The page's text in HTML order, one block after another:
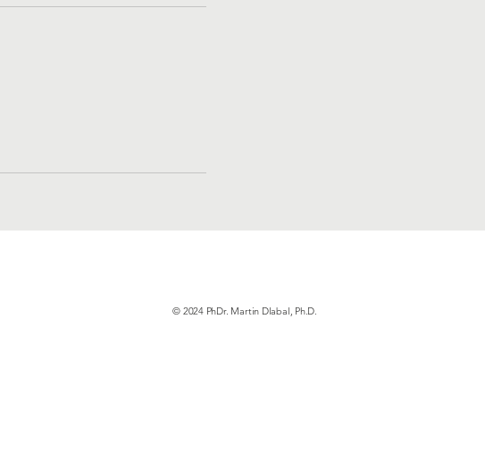
© 2024 PhDr. Martin Dlabal, Ph.D.